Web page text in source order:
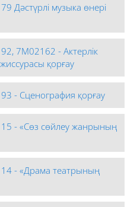
Дәстүрлі музыка өнері
7М02162 - Актерлік
қорғау
- Сценография қорғау
- «Сөз сөйлеу жанрының
- «Драма театрының